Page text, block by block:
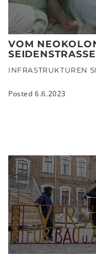
VOM
SEIDENSTRASSE
INFRASTRUKTUREN
Posted 6.6.2023